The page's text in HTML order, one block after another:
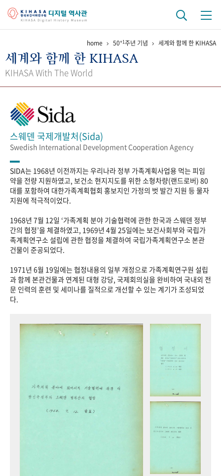
걸어온 길 기관 변천사 역대 기관장
정책과 연구 키워드로 보는 연구 역사
간행물 변천사
기록물 아카이브
사진 아카이브 문서 기록물 행정박물 영상 기록물
성과 50선 숫자로 보는 50년 50+1주년 광장
세계와 함께 한 KIHASA
VR 역사관
home 50+1주년 기념 세계와 함께 한 KIHASA
세계와 함께 한 KIHASA
KIHASA With The World
스웨덴 국제개발처(Sida)
Swedish International Development Cooperation Agency
SIDA는 1968년 이전까지는 우리나라 정부 가족계획사업용 먹는 피임
약을 전량 지원하였고, 보건소 현지지도를 위한 소형차량(랜드로버) 80
대를 포함하여 대한가족계획협회 홍보지인 가정의 벗 발간 지원 등 물자
지원에 적극적이었다.
1968년 7월 12일 ‘가족계획 분야 기술협력에 관한 한국과 스웨덴 정부
간의 협정’을 체결하였고, 1969년 4월 25일에는 보건사회부와 국립가
족계획연구소 설립에 관한 협정을 체결하여 국립가족계획연구소 본관
건물이 준공되었다.
1971년 6월 19일에는 협정내용의 일부 개정으로 가족계획연구원 설립
과 함께 본관건물과 연계된 대형 강당, 국제회의실을 완비하여 국내외 전
문 인력의 훈련 및 세미나를 질적으로 개선할 수 있는 계기가 조성되었
다.